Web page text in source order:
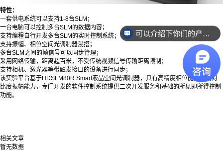
特性：
一套供电系统可以支持1-8台SLM；
一台电脑可以控制多台SLM的数据内容；
支持编程自行开发多台SLM的实时控制系统；
支持振幅、相位空间光调制器混搭；
多台SLM之间的帧信号可以同步管理；
采用网络传输，距离超百米，不受传统视频信号传输距离限制；
支持相机、激光器等带触发接口的设备进行同步；
该实验平台基于HDSLM80R Smart液晶空间光调制器，具有高精度相位能力和高对
比度振幅能力，专门开发的软件控制系统提供二次开发服务和基础的所见即所得控制
功能。
相关文章
暂无数据
可以介绍下你们的产品么？